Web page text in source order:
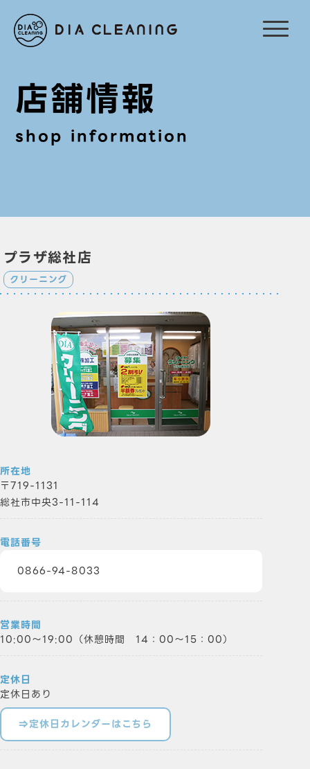
店舗情報
shop information
プラザ総社店
クリーニング
所在地
719-1131
総社市中央3-11-114
電話番号
0866-94-8033
営業時間
10:00～19:00（休憩時間 14：00～15：00）
定休日
定休日あり
⇒定休日カレンダーはこちら